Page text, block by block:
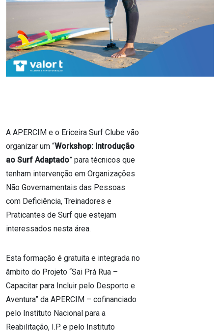
A APERCIM e o Ericeira Surf Clube vão
organizar um “Workshop: Introdução
ao Surf Adaptado” para técnicos que
tenham intervenção em Organizações
Não Governamentais das Pessoas
com Deficiência, Treinadores e
Praticantes de Surf que estejam
interessados nesta área.
Esta formação é gratuita e integrada no
âmbito do Projeto “Sai Prá Rua –
Capacitar para Incluir pelo Desporto e
Aventura” da APERCIM – cofinanciado
pelo Instituto Nacional para a
Reabilitação, I.P. e pelo Instituto